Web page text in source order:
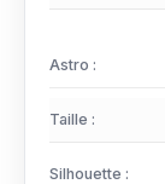
Astro :
Taille :
Silhouette :